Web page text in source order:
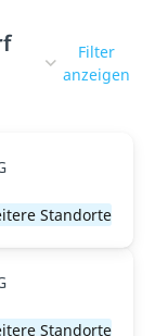
Filter
anzeigen
Standorte
Standorte